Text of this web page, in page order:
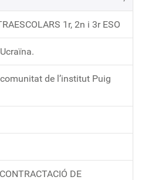
1r, 2n i 3r ESO
de l’institut Puig
DE